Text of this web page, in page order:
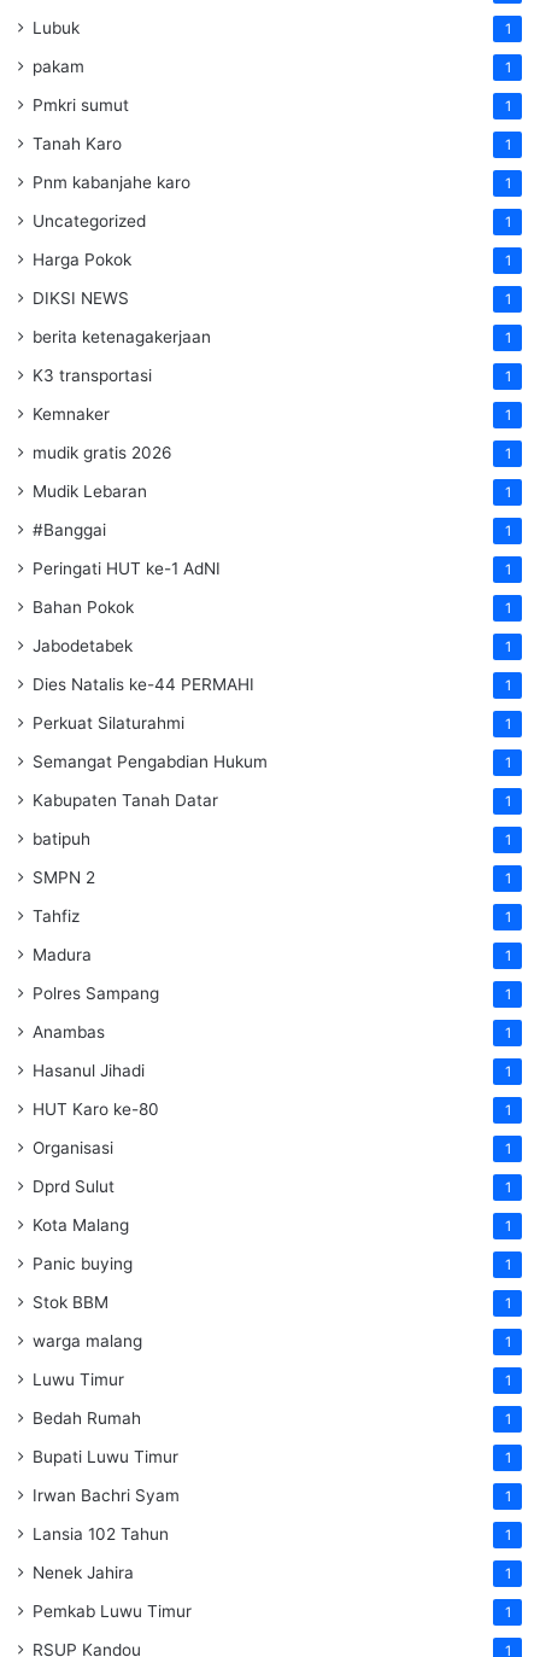
Lubuk 1
pakam 1
Pmkri sumut 1
Tanah Karo 1
Pnm kabanjahe karo 1
Uncategorized 1
Harga Pokok 1
DIKSI NEWS 1
berita ketenagakerjaan 1
K3 transportasi 1
Kemnaker 1
mudik gratis 2026 1
Mudik Lebaran 1
#Banggai 1
Peringati HUT ke-1 AdNI 1
Bahan Pokok 1
Jabodetabek 1
Dies Natalis ke-44 PERMAHI 1
Perkuat Silaturahmi 1
Semangat Pengabdian Hukum 1
Kabupaten Tanah Datar 1
batipuh 1
SMPN 2 1
Tahfiz 1
Madura 1
Polres Sampang 1
Anambas 1
Hasanul Jihadi 1
HUT Karo ke-80 1
Organisasi 1
Dprd Sulut 1
Kota Malang 1
Panic buying 1
Stok BBM 1
warga malang 1
Luwu Timur 1
Bedah Rumah 1
Bupati Luwu Timur 1
Irwan Bachri Syam 1
Lansia 102 Tahun 1
Nenek Jahira 1
Pemkab Luwu Timur 1
RSUP Kandou 1